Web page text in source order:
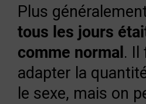
Plus
tous les jours
comme normal. Il
adapter la
le sexe, mais on